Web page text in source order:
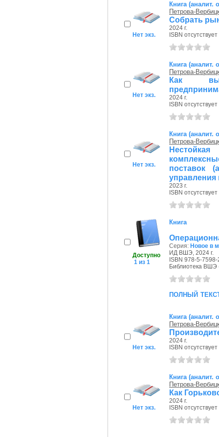
Нет экз.
Книга (аналит.
Петрова-
Собрать
2024 г.
ISBN отсутствует
Нет экз.
Книга (аналит.
Петрова-
Как
2024 г.
ISBN отсутствует
Нет экз.
Книга (аналит.
Петрова-
поставок
2023 г.
ISBN отсутствует
Доступно
1 из 1
Книга
Серия: Новое в
ИД ВШЭ, 2024 г.
ISBN 978-5-
Библиотека ВШЭ
полный
Нет экз.
Книга (аналит.
Петрова-
2024 г.
ISBN отсутствует
Нет экз.
Книга (аналит.
Петрова-
Как
2024 г.
ISBN отсутствует